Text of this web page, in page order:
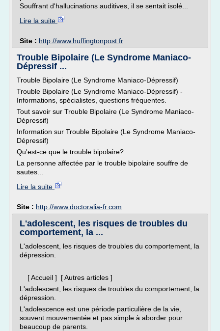
Souffrant d'hallucinations auditives, il se sentait isolé...
Lire la suite
Site : http://www.huffingtonpost.fr
Trouble Bipolaire (Le Syndrome Maniaco-
Dépressif ...
Trouble Bipolaire (Le Syndrome Maniaco-Dépressif)
Trouble Bipolaire (Le Syndrome Maniaco-Dépressif) -
Informations, spécialistes, questions fréquentes.
Tout savoir sur Trouble Bipolaire (Le Syndrome Maniaco-
Dépressif)
Information sur Trouble Bipolaire (Le Syndrome Maniaco-
Dépressif)
Qu'est-ce que le trouble bipolaire?
La personne affectée par le trouble bipolaire souffre de
sautes...
Lire la suite
Site : http://www.doctoralia-fr.com
L'adolescent, les risques de troubles du
comportement, la ...
L'adolescent, les risques de troubles du comportement, la
dépression.
[ Accueil ] [ Autres articles ]
L'adolescent, les risques de troubles du comportement, la
dépression.
L'adolescence est une période particulière de la vie,
souvent mouvementée et pas simple à aborder pour
beaucoup de parents.